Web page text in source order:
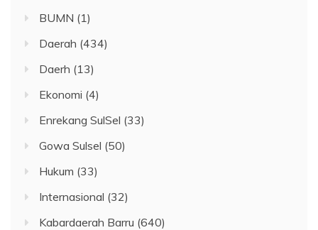
BUMN (1)
Daerah (434)
Daerh (13)
Ekonomi (4)
Enrekang SulSel (33)
Gowa Sulsel (50)
Hukum (33)
Internasional (32)
Kabardaerah Barru (640)